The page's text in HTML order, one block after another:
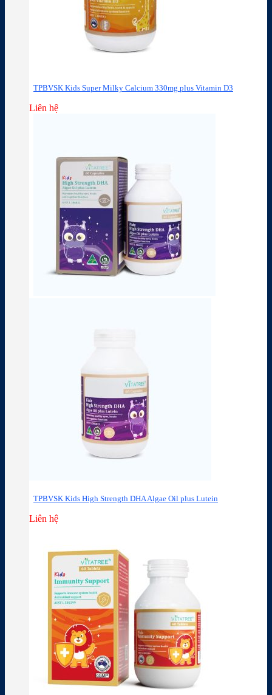
TPBVSK Kids Super Milky Calcium 330mg plus Vitamin D3
Liên hệ
TPBVSK Kids High Strength DHA Algae Oil plus Lutein
Liên hệ